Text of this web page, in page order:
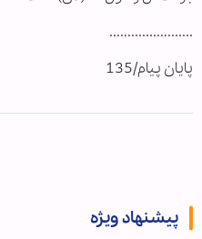
.......................
پایان پیام/135
پیشنهاد ویژه